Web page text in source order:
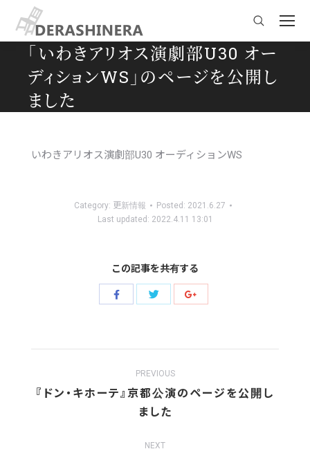
Search:
「いわきアリオス演劇部U30 オー
ディションWS」のページを公開し
ました
いわきアリオス演劇部U30 オーディションWS
Category: 更新情報 Posted: 2021.6.27
Last updated: 2022.4.11 13:01
この記事を共有する
Share
Share
navigation
PREVIOUS
Previous
post:
『ドン・キホーテ』京都公演のページを公開し
ました
NEXT